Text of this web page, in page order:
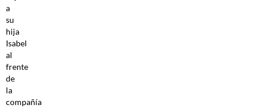
a
su
hija
Isabel
al
frente
de
la
compañía